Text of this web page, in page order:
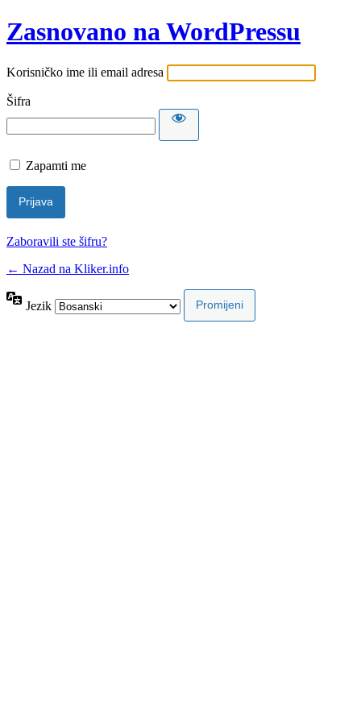
Zasnovano na WordPressu
Korisničko ime ili email adresa
Šifra
Zapamti me
Zaboravili ste šifru?
← Nazad na Kliker.info
Jezik